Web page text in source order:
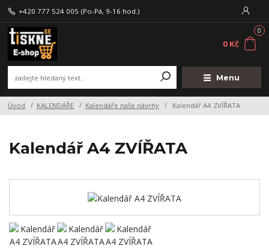
Menu
+420 777 524 005 (Po-Pá, 9-16 hod.)
0
0 Kč
Úvod KALENDÁŘE Kalendáře naše návrhy Kalendář A4 ZVÍŘATA
Kalendář A4 ZVÍŘATA